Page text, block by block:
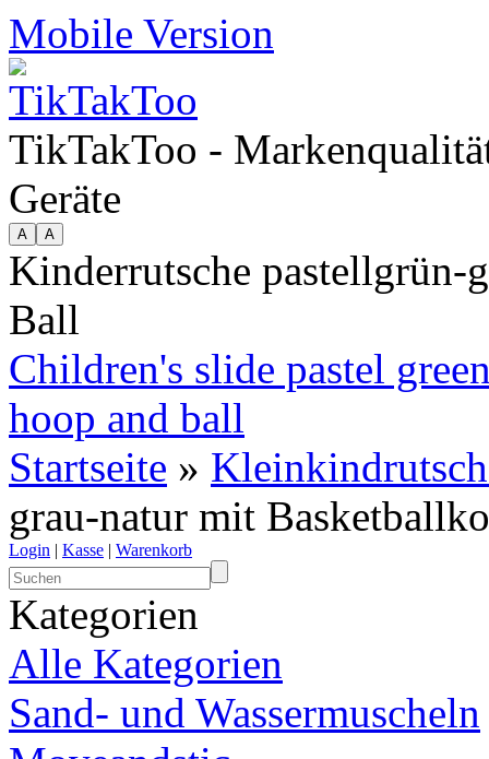
Mobile Version
TikTakToo -
Geräte
Kinderrutsche
Ball
Children's slide pastel
hoop and ball
Startseite »
grau-natur mit
Login | Kasse | Warenkorb
Kategorien
Alle Kategorien
Sand- und Wassermuscheln